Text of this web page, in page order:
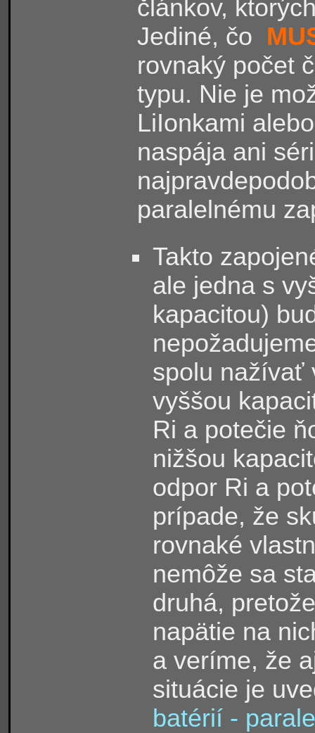
článkov,
Jediné, čo
rovnaký počet
typu. Nie je
LiIonkami
naspája ani
paralelnému
Takto
ale jedna s
kapacitou)
spolu nažívať
vyššou
Ri a potečie
nižšou
odpor Ri a
prípade, že
rovnaké
nemôže sa
druhá,
napätie na
a veríme, že
situácie je
batérií -